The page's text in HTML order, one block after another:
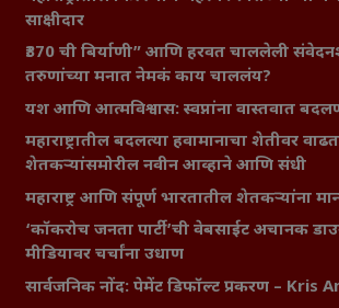
साक्षीदार
₹370 ची बिर्याणी” आणि हरवत चाललेली
तरुणांच्या मनात नेमकं काय चाललंय?
यश आणि आत्मविश्वास: स्वप्नांना वास्तवात
महाराष्ट्रातील बदलत्या हवामानाचा शेतीवर
शेतकऱ्यांसमोरील नवीन आव्हाने आणि संधी
महाराष्ट्र आणि संपूर्ण भारतातील शेतकऱ्यांना
‘कॉकरोच जनता पार्टी’ची वेबसाईट अचानक
मीडियावर चर्चांना उधाण
सार्वजनिक नोंद: पेमेंट डिफॉल्ट प्रकरण – Kris